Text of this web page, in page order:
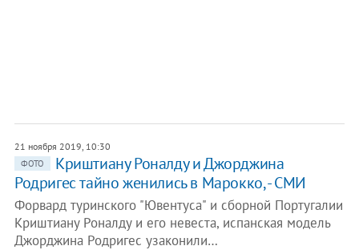
21 ноября 2019, 10:30
ФОТО
Криштиану Роналду и Джорджина
Родригес тайно женились в Марокко, - СМИ
Форвард туринского "Ювентуса" и сборной Португалии
Криштиану Роналду и его невеста, испанская модель
Джорджина Родригес узаконили…